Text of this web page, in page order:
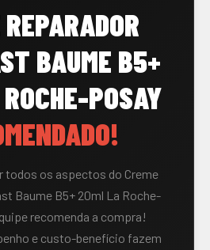
BAUME B5+
POSAY
todos os aspectos do Creme
Baume B5+ 20ml La Roche-
recomenda a compra!
e custo-benefício fazem